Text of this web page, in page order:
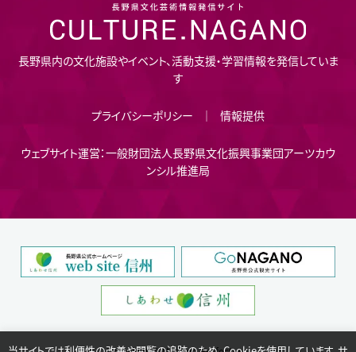
長野県内の文化施設やイベント、活動支援・学習情報を発信していま
す
プライバシーポリシー 情報提供
ウェブサイト運営：一般財団法人長野県文化振興事業団アーツカウ
ンシル推進局